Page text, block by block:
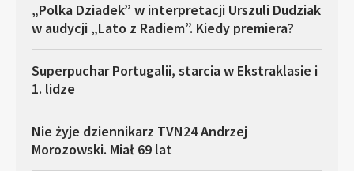
„Polka Dziadek” w interpretacji Urszuli Dudziak
w audycji „Lato z Radiem”. Kiedy premiera?
Superpuchar Portugalii, starcia w Ekstraklasie i
1. lidze
Nie żyje dziennikarz TVN24 Andrzej
Morozowski. Miał 69 lat